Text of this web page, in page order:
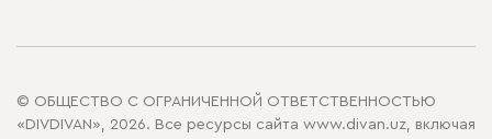
© ОБЩЕСТВО С ОГРАНИЧЕННОЙ ОТВЕТСТВЕННОСТЬЮ
«DIVDIVAN», 2026. Все ресурсы сайта www.divan.uz, включая